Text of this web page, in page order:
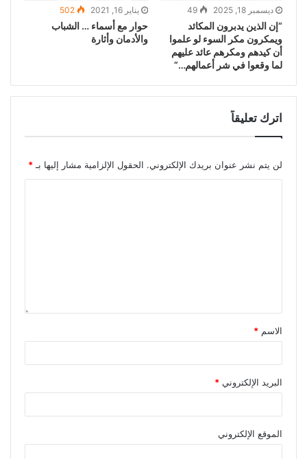
ديسمبر 18, 2025 49
“إن الذين يدبرون المكائد
ويمكرون مكر السوء لو علموا
أن كيدهم ومكرهم عائد عليهم
لما وقعوا في شر أعمالهم…”
يناير 16, 2021 502
حوار مع أسماء … الشباب
والأدمان وأثارة
اترك تعليقاً
لن يتم نشر عنوان بريدك الإلكتروني. الحقول الإلزامية مشار إليها بـ *
الاسم *
البريد الإلكتروني *
الموقع الإلكتروني